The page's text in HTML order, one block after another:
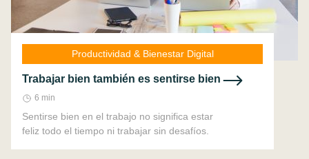
Productividad & Bienestar Digital
Trabajar bien también es sentirse bien
6 min
Sentirse bien en el trabajo no significa estar
feliz todo el tiempo ni trabajar sin desafíos.